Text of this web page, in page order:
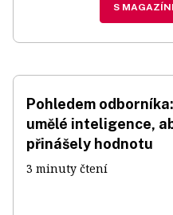
S
Pohledem
umělé inteligence,
přinášely hodnotu
3 minuty čtení